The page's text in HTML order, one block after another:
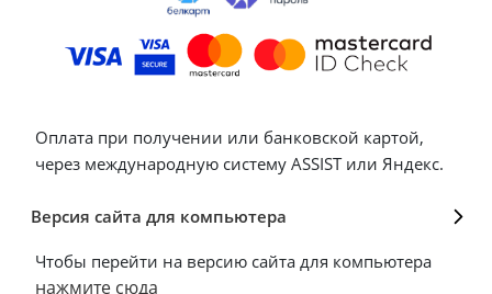
Оплата при получении или банковской картой,
через международную систему ASSIST или Яндекс.
Версия сайта для компьютера
Чтобы перейти на версию сайта для компьютера
нажмите сюда